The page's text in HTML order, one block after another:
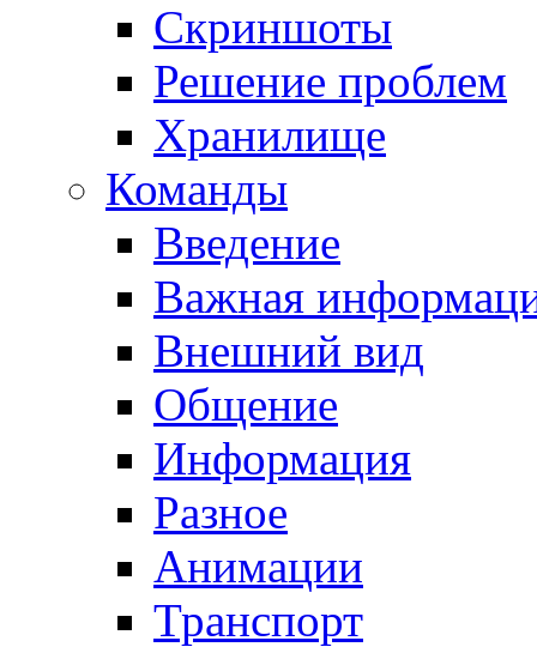
Скриншоты
Решение проблем
Хранилище
Команды
Введение
Важная
Внешний вид
Общение
Информация
Разное
Анимации
Транспорт